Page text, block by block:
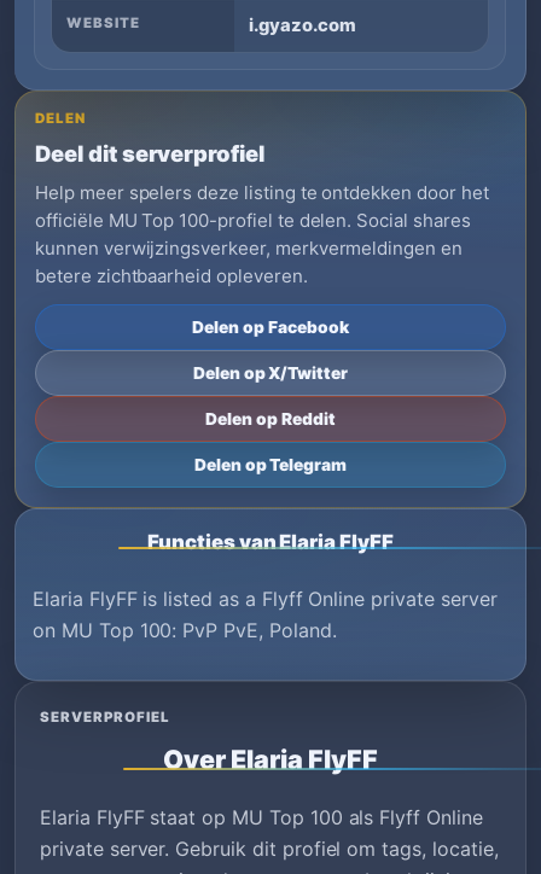
WEBSITE i.gyazo.com
DELEN
Deel dit serverprofiel
Help meer spelers deze listing te ontdekken door het
officiële MU Top 100-profiel te delen. Social shares
kunnen verwijzingsverkeer, merkvermeldingen en
betere zichtbaarheid opleveren.
Delen op Facebook
Delen op X/Twitter
Delen op Reddit
Delen op Telegram
Functies van Elaria FlyFF
Elaria FlyFF is listed as a Flyff Online private server
on MU Top 100: PvP PvE, Poland.
SERVERPROFIEL
Over Elaria FlyFF
Elaria FlyFF staat op MU Top 100 als Flyff Online
private server. Gebruik dit profiel om tags, locatie,